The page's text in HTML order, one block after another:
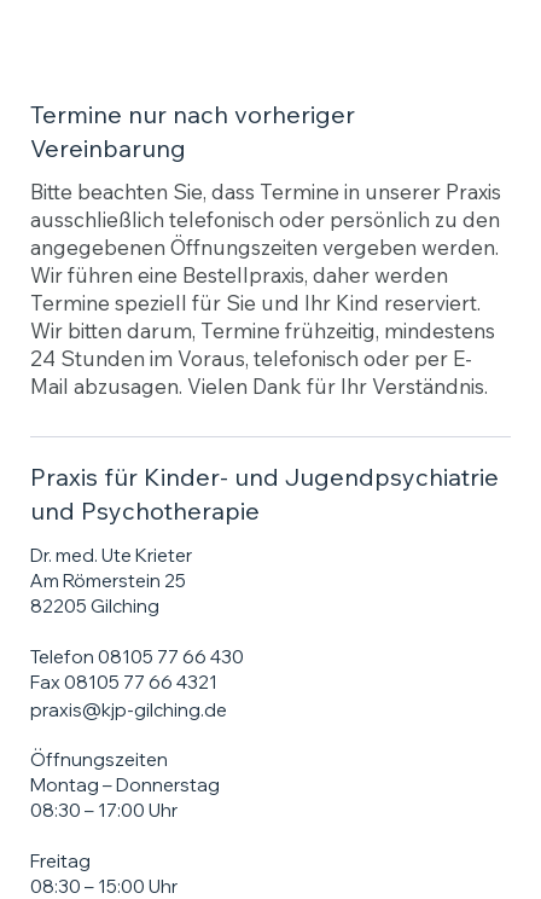
Praxis für Kinder- und Jugendpsychiatrie
und Psychotherapie
Dr. med. Ute Krieter
Am Römerstein 25
82205 Gilching
Telefon 08105 77 66 430
Fax 08105 77 66 4321
praxis@kjp-gilching.de
Öffnungszeiten
Montag – Donnerstag
08:30 – 17:00 Uhr
Freitag
08:30 – 15:00 Uhr
Termine nur nach vorheriger
Vereinbarung
Bitte beachten Sie, dass Termine in unserer Praxis
ausschließlich telefonisch oder persönlich zu den
angegebenen Öffnungszeiten vergeben werden.
Wir führen eine Bestellpraxis, daher werden
Termine speziell für Sie und Ihr Kind reserviert.
Wir bitten darum, Termine frühzeitig, mindestens
24 Stunden im Voraus, telefonisch oder per E-
Mail abzusagen. Vielen Dank für Ihr Verständnis.